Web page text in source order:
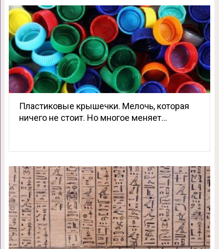
Пластиковые крышечки. Мелочь, которая
ничего не стоит. Но многое меняет…